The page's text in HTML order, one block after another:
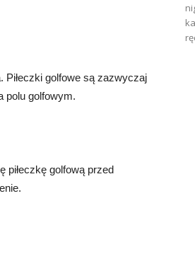
Piłeczki golfowe są zazwyczaj
polu golfowym.
piłeczkę golfową przed